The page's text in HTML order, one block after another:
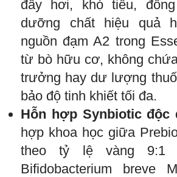
đầy hơi, khó tiêu,
dưỡng chất hiệu quả
nguồn đạm A2 trong
từ bò hữu cơ, không
trưởng hay dư lượng
bảo độ tinh khiết tối đa.
Hỗn hợp Synbiotic độc
hợp khoa học giữa
theo tỷ lệ vàng 9:1
Bifidobacterium breve